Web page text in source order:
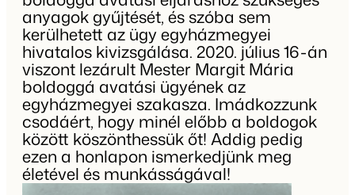
anyagok gyűjtését, és szóba sem
kerülhetett az ügy egyházmegyei
hivatalos kivizsgálása. 2020. július 16-án
viszont lezárult Mester Margit Mária
boldoggá avatási ügyének az
egyházmegyei szakasza. Imádkozzunk
csodáért, hogy minél előbb a boldogok
között köszönthessük őt! Addig pedig
ezen a honlapon ismerkedjünk meg
életével és munkásságával!